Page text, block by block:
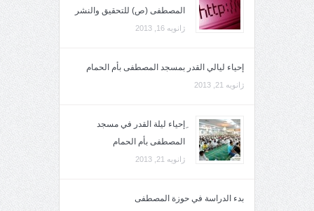
المصطفى (ص) للتحقيق والنشر
ژانویه 16, 2013
إحياء ليالي القدر بمسجد المصطفى بأم الحمام
ژانویه 21, 2013
ِإحياء ليلة القدر في مسجد
المصطفى بأم الحمام
ژانویه 21, 2013
بدء الدراسة في حوزة المصطفى